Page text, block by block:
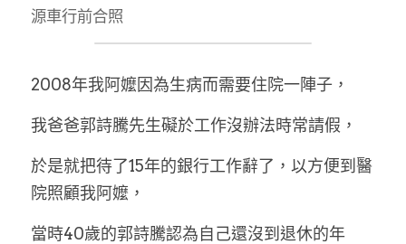
源車行前合照
2008年我阿嬤因為生病而需要住院一陣子，
我爸爸郭詩騰先生礙於工作沒辦法時常請假，
於是就把待了15年的銀行工作辭了，以方便到醫
院照顧我阿嬤，
當時40歲的郭詩騰認為自己還沒到退休的年